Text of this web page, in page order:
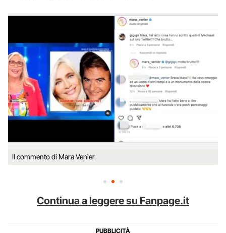
Il commento di Mara Venier
Continua a leggere su Fanpage.it